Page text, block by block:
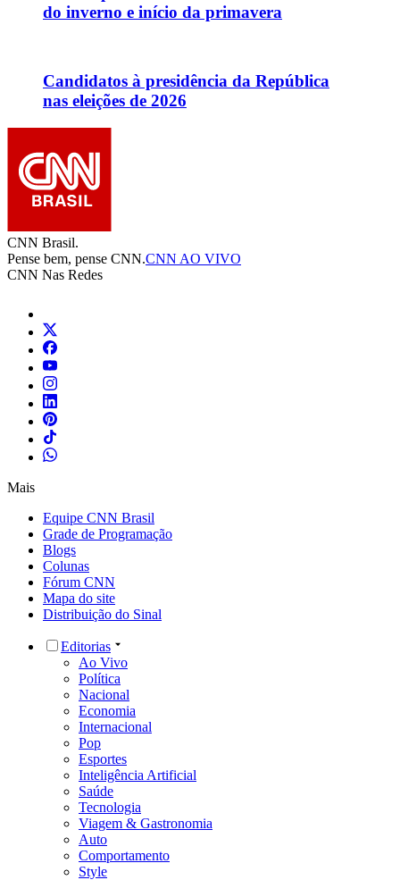
do inverno e início da primavera
Candidatos à presidência da República
nas eleições de 2026
CNN Brasil.
Pense bem, pense CNN.CNN AO VIVO
CNN Nas Redes
Mais
Equipe CNN Brasil
Grade de Programação
Blogs
Colunas
Fórum CNN
Mapa do site
Distribuição do Sinal
Editorias
Ao Vivo
Política
Nacional
Economia
Internacional
Pop
Esportes
Inteligência Artificial
Saúde
Tecnologia
Viagem & Gastronomia
Auto
Comportamento
Style